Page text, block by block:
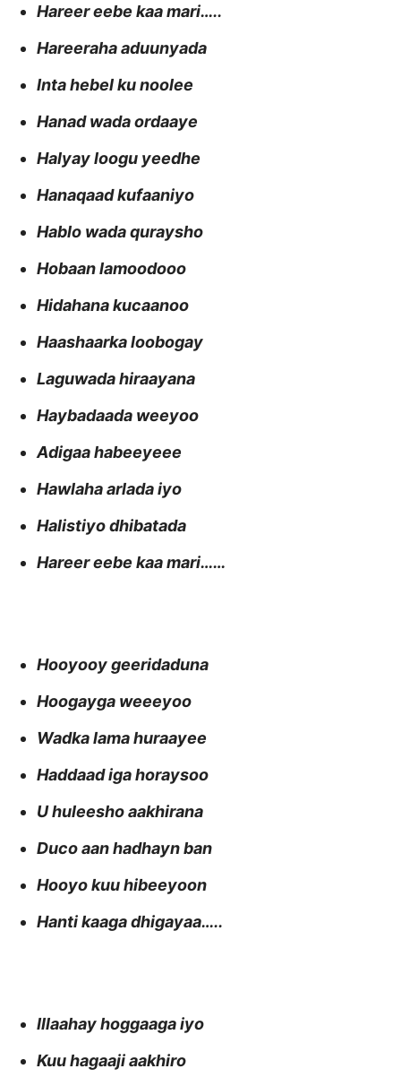
Hareer eebe kaa mari…..
Hareeraha aduunyada
Inta hebel ku noolee
Hanad wada ordaaye
Halyay loogu yeedhe
Hanaqaad kufaaniyo
Hablo wada quraysho
Hobaan lamoodooo
Hidahana kucaanoo
Haashaarka loobogay
Laguwada hiraayana
Haybadaada weeyoo
Adigaa habeeyeee
Hawlaha arlada iyo
Halistiyo dhibatada
Hareer eebe kaa mari……
Hooyooy geeridaduna
Hoogayga weeeyoo
Wadka lama huraayee
Haddaad iga horaysoo
U huleesho aakhirana
Duco aan hadhayn ban
Hooyo kuu hibeeyoon
Hanti kaaga dhigayaa…..
Illaahay hoggaaga iyo
Kuu hagaaji aakhiro